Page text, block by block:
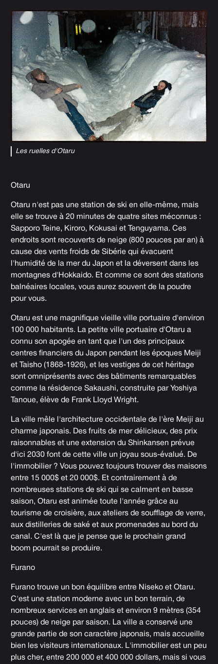
Les ruelles d'Otaru
Otaru
Otaru n'est pas une station de ski en elle-même, mais
elle se trouve à 20 minutes de quatre sites méconnus :
Sapporo Teine, Kiroro, Kokusai et Tenguyama. Ces
endroits sont recouverts de neige (800 pouces par an) à
cause des vents froids de Sibérie qui évacuent
l'humidité de la mer du Japon et la déversent dans les
montagnes d'Hokkaido. Et comme ce sont des stations
balnéaires locales, vous aurez souvent de la poudre
pour vous.
Otaru est une magnifique vieille ville portuaire d'environ
100 000 habitants. La petite ville portuaire d'Otaru a
connu son apogée en tant que l'un des principaux
centres financiers du Japon pendant les époques Meiji
et Taisho (1868-1926), et les vestiges de cet héritage
sont omniprésents avec des bâtiments remarquables
comme la résidence Sakaushi, construite par Yoshiya
Tanoue, élève de Frank Lloyd Wright.
La ville mêle l'architecture occidentale de l'ère Meiji au
charme japonais. Des fruits de mer délicieux, des prix
raisonnables et une extension du Shinkansen prévue
d'ici 2030 font de cette ville un joyau sous-évalué. De
l'immobilier ? Vous pouvez toujours trouver des maisons
entre 15 000$ et 20 000$. Et contrairement à de
nombreuses stations de ski qui se calment en basse
saison, Otaru est animée toute l'année grâce au
tourisme de croisière, aux ateliers de soufflage de verre,
aux distilleries de saké et aux promenades au bord du
canal. C'est là que je pense que le prochain grand
boom pourrait se produire.
Furano
Furano trouve un bon équilibre entre Niseko et Otaru.
C'est une station moderne avec un bon terrain, de
nombreux services en anglais et environ 9 mètres (354
pouces) de neige par saison. La ville a conservé une
grande partie de son caractère japonais, mais accueille
bien les visiteurs internationaux. L'immobilier est un peu
plus cher, entre 200 000 et 400 000 dollars, mais si vous